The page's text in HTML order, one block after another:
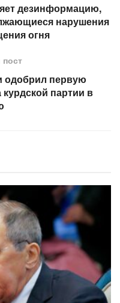
дезинформацию,
нарушения
огня
первую
партии в